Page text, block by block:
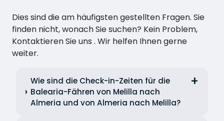
Dies sind die am häufigsten gestellten Fragen. Sie
finden nicht, wonach Sie suchen? Kein Problem,
Kontaktieren Sie uns . Wir helfen Ihnen gerne
weiter.
Wie sind die Check-in-Zeiten für die
Balearia-Fähren von Melilla nach
Almeria und von Almeria nach Melilla?